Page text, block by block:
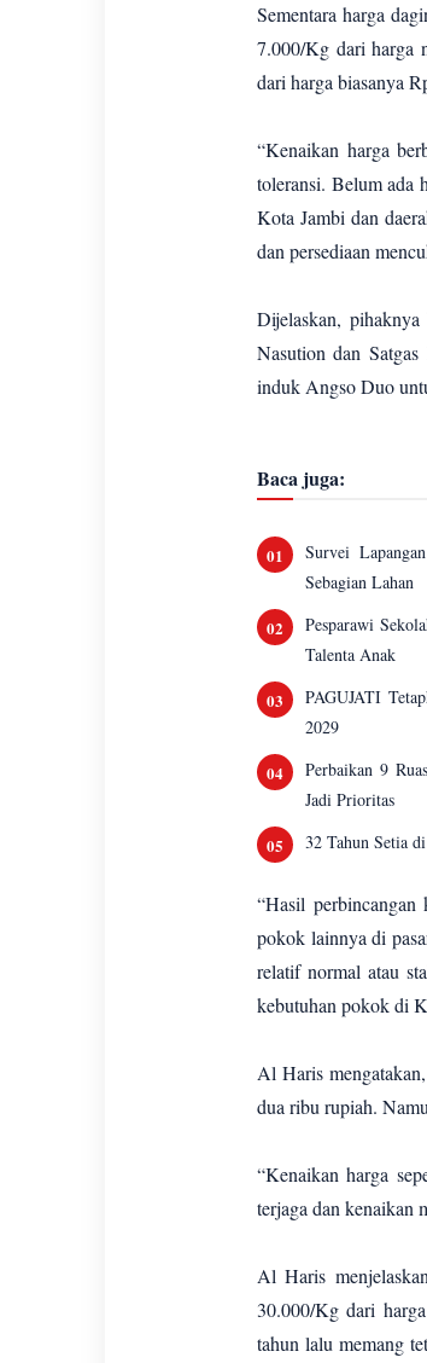
Sementara harga
7.000/Kg dari harga
dari harga biasanya
“Kenaikan harga
toleransi. Belum ada
Kota Jambi dan
dan persediaan
Dijelaskan,
Nasution dan
induk Angso Duo
Baca juga:
Survei
Sebagian Lahan
Pesparawi
Talenta Anak
PAGUJATI
2029
Perbaikan 9
Jadi Prioritas
32 Tahun Setia
“Hasil
pokok lainnya di
relatif normal atau
kebutuhan pokok di
Al Haris
dua ribu rupiah.
“Kenaikan harga
terjaga dan kenaikan
Al Haris
30.000/Kg dari
tahun lalu memang